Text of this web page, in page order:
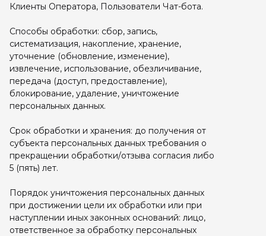
Клиенты Оператора, Пользователи Чат-бота.
Способы обработки: сбор, запись,
систематизация, накопление, хранение,
уточнение (обновление, изменение),
извлечение, использование, обезличивание,
передача (доступ, предоставление),
блокирование, удаление, уничтожение
персональных данных.
Срок обработки и хранения: до получения от
субъекта персональных данных требования о
прекращении обработки/отзыва согласия либо
5 (пять) лет.
Порядок уничтожения персональных данных
при достижении цели их обработки или при
наступлении иных законных оснований: лицо,
ответственное за обработку персональных